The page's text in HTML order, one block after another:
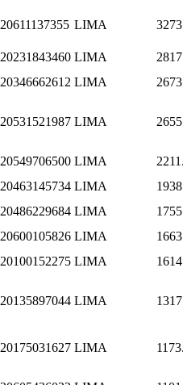
20611137355 LIMA
20231843460 LIMA
20346662612 LIMA
20531521987 LIMA
20549706500 LIMA
20463145734 LIMA
20486229684 LIMA
20600105826 LIMA
20100152275 LIMA
20135897044 LIMA
20175031627 LIMA